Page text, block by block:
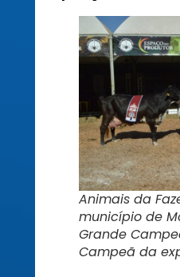
Animais da
município de
Grande
Campeã da